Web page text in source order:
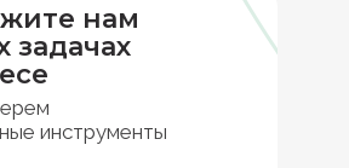
инструменты
нам
задачах